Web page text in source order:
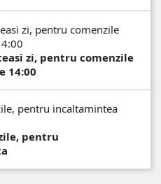
zi, pentru comenzile
14:00
pentru